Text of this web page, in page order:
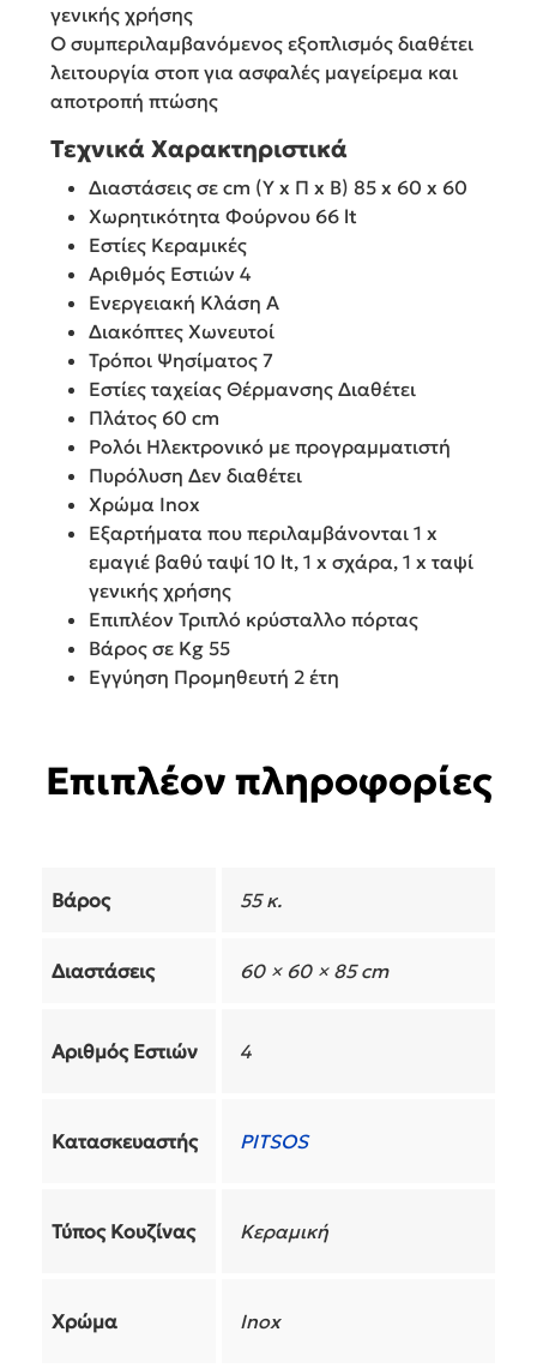
γενικής χρήσης
Ο συμπεριλαμβανόμενος εξοπλισμός διαθέτει
λειτουργία στοπ για ασφαλές μαγείρεμα και
αποτροπή πτώσης
Τεχνικά Χαρακτηριστικά
Διαστάσεις σε cm (Υ x Π x Β) 85 x 60 x 60
Χωρητικότητα Φούρνου 66 lt
Εστίες Κεραμικές
Αριθμός Εστιών 4
Ενεργειακή Κλάση A
Διακόπτες Χωνευτοί
Τρόποι Ψησίματος 7
Εστίες ταχείας Θέρμανσης Διαθέτει
Πλάτος 60 cm
Ρολόι Ηλεκτρονικό με προγραμματιστή
Πυρόλυση Δεν διαθέτει
Χρώμα Inox
Εξαρτήματα που περιλαμβάνονται 1 x
εμαγιέ βαθύ ταψί 10 lt, 1 x σχάρα, 1 x ταψί
γενικής χρήσης
Επιπλέον Τριπλό κρύσταλλο πόρτας
Βάρος σε Kg 55
Εγγύηση Προμηθευτή 2 έτη
Επιπλέον πληροφορίες
Βάρος 55 κ.
Διαστάσεις 60 × 60 × 85 cm
Αριθμός Εστιών 4
Κατασκευαστής PITSOS
Τύπος Κουζίνας Κεραμική
Χρώμα Inox